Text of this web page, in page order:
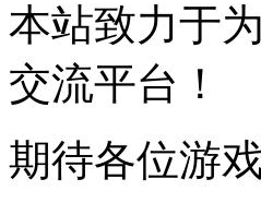
本站致力于
交流平台！
期待各位游